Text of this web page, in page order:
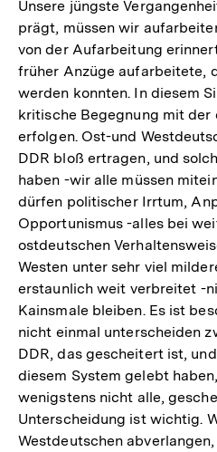
Unsere jüngste
prägt, müssen wir
von der Aufarbeitung
früher Anzüge aufarbeitete,
werden konnten. In diesem
kritische Begegnung mit der
erfolgen. Ost-und
DDR bloß ertragen, und
haben -wir alle müssen
dürfen politischer Irrtum,
Opportunismus -alles bei
ostdeutschen
Westen unter sehr viel
erstaunlich weit verbreitet -
Kainsmale bleiben. Es ist
nicht einmal unterscheiden
DDR, das gescheitert ist,
diesem System gelebt
wenigstens nicht alle,
Unterscheidung ist wichtig.
Westdeutschen